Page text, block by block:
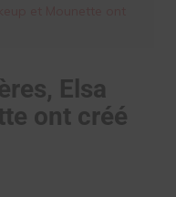
Elsa
ont créé